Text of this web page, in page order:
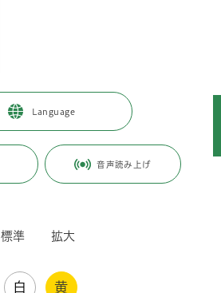
Language
音声読み上げ
標準 拡大
白 黄
き > 環境保全
ト）
更新日付：2026年6月10日 / ページ番号：C127218